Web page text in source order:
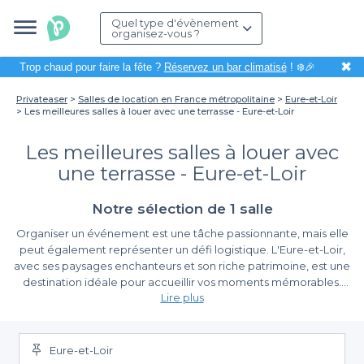
Quel type d'évènement
organisez-vous ?
Trop chaud pour faire la fête ? Réservez un bar climatisé! ❄️🎉 ✖
Privateaser Salles de location en France métropolitaine
Eure-et-Loir
Les meilleures salles à louer avec une terrasse - Eure-et-Loir
Les meilleures salles à louer avec
une terrasse - Eure-et-Loir
Notre sélection de 1 salle
Organiser un événement est une tâche passionnante, mais elle
peut également représenter un défi logistique. L'Eure-et-Loir,
avec ses paysages enchanteurs et son riche patrimoine, est une
destination idéale pour accueillir vos moments mémorables.
Que ce soit pour un anniversaire, un mariage ou un séminaire
différence. Imaginez vos invités profitant des belles soirées d'été
sur une terrasse bien aménagée, tout en admirant la nature
Des options variées à portée de main
Grâce à Privateaser, réserver une salle à louer avec terrasse en
Lire plus
Eure-et-Loir